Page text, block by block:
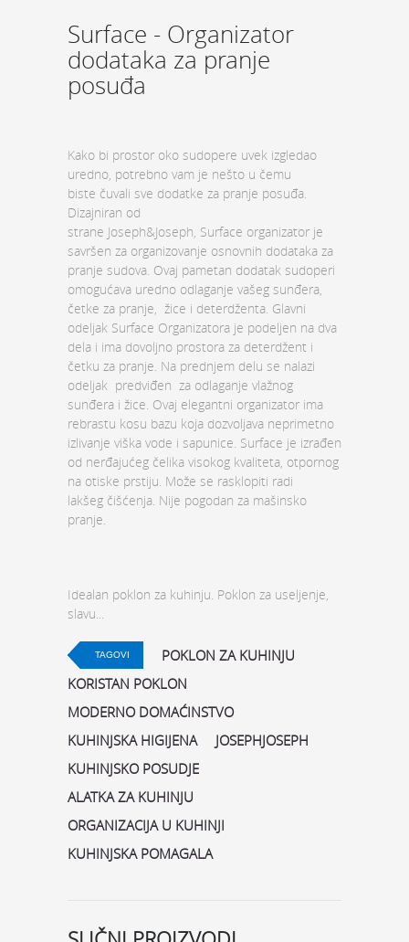
Surface - Organizator
dodataka za pranje
posuđa
Kako bi prostor oko sudopere uvek izgledao
uredno, potrebno vam je nešto u čemu
biste čuvali sve dodatke za pranje posuđa.
Dizajniran od
strane Joseph&Joseph, Surface organizator je
savršen za organizovanje osnovnih dodataka za
pranje sudova. Ovaj pametan dodatak sudoperi
omogućava uredno odlaganje vašeg sunđera,
četke za pranje, žice i deterdženta. Glavni
odeljak Surface Organizatora je podeljen na dva
dela i ima dovoljno prostora za deterdžent i
četku za pranje. Na prednjem delu se nalazi
odeljak predviđen za odlaganje vlažnog
sunđera i žice. Ovaj elegantni organizator ima
rebrastu kosu bazu koja dozvoljava neprimetno
izlivanje viška vode i sapunice. Surface je izrađen
od nerđajućeg čelika visokog kvaliteta, otpornog
na otiske prstiju. Može se rasklopiti radi
lakšeg čišćenja. Nije pogodan za mašinsko
pranje.
Idealan poklon za kuhinju. Poklon za useljenje,
slavu...
TAGOVI
POKLON ZA KUHINJU
KORISTAN POKLON
MODERNO DOMAĆINSTVO
KUHINJSKA HIGIJENA
JOSEPHJOSEPH
KUHINJSKO POSUDJE
ALATKA ZA KUHINJU
ORGANIZACIJA U KUHINJI
KUHINJSKA POMAGALA